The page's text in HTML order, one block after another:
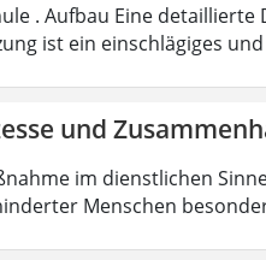
. Aufbau Eine
ist ein einschlägiges
und
im dienstlichen
Menschen